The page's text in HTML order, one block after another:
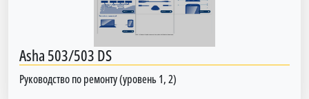
Asha 503/503 DS
Руководство по ремонту (уровень 1, 2)